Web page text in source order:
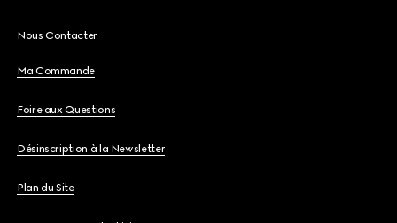
Nous Contacter
Ma Commande
Foire aux Questions
Désinscription à la Newsletter
Plan du Site